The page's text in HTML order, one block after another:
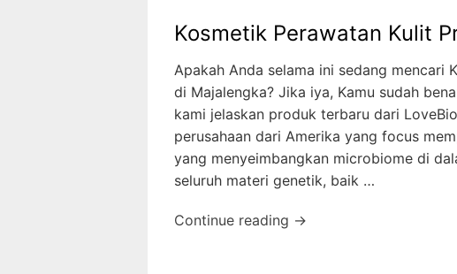
Kosmetik Perawatan Kulit
Apakah Anda selama ini sedang mencari
di Majalengka? Jika iya, Kamu sudah
kami jelaskan produk terbaru dari
perusahaan dari Amerika yang focus
yang menyeimbangkan microbiome di
seluruh materi genetik, baik …
Continue reading →